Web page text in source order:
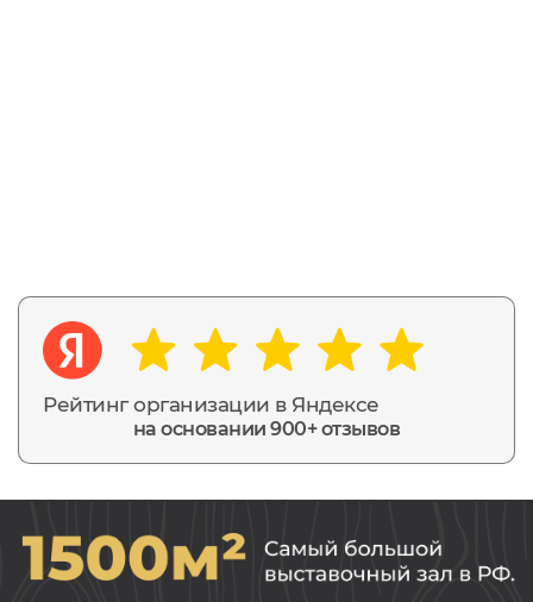
Рейтинг организации в Яндексе
на основании 900+ отзывов